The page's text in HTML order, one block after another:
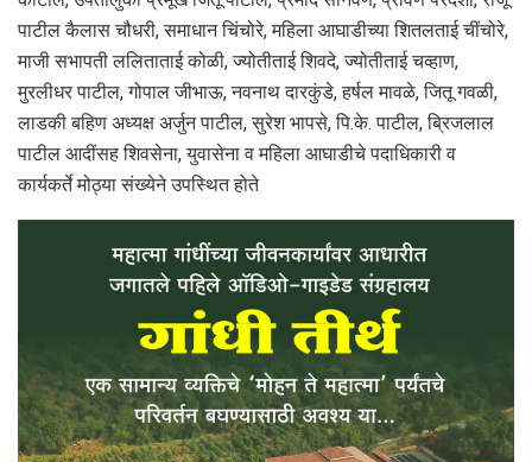
पाटील कैलास चौधरी, समाधान चिंचोरे, महिला आघाडीच्या शितलताई चींचोरे,
माजी सभापती ललिताताई कोळी, ज्योतीताई शिवदे, ज्योतीताई चव्हाण,
मुरलीधर पाटील, गोपाल जीभाऊ, नवनाथ दारकुंडे, हर्षल मावळे, जितू गवळी,
लाडकी बहिण अध्यक्ष अर्जुन पाटील, सुरेश भापसे, पि.के. पाटील, ब्रिजलाल
पाटील आदींसह शिवसेना, युवासेना व महिला आघाडीचे पदाधिकारी व
कार्यकर्ते मोठ्या संख्येने उपस्थित होते